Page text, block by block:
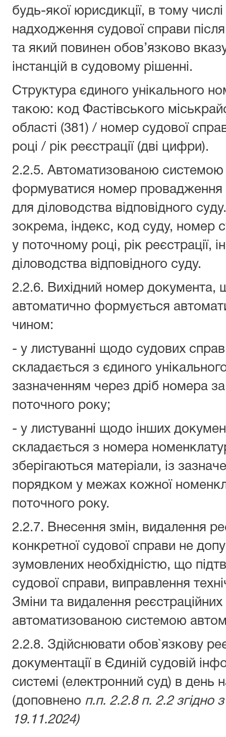
будь-якої юрисдикції, в тому
надходження судової справи
та який повинен обов’язково
інстанцій в судовому рішенні.
Структура єдиного унікального
такою: код Фастівського
області (381) / номер судової
році / рік реєстрації (дві цифри).
2.2.5. Автоматизованою
формуватися номер провадження
для діловодства відповідного
зокрема, індекс, код суду, номер
у поточному році, рік реєстрації,
діловодства відповідного суду.
2.2.6. Вихідний номер документа,
автоматично формується
чином:
- у листуванні щодо судових
складається з єдиного
зазначенням через дріб номера
поточного року;
- у листуванні щодо інших
складається з номера
зберігаються матеріали, із
порядком у межах кожної
поточного року.
2.2.7. Внесення змін, видалення
конкретної судової справи не
зумовлених необхідністю, що
судової справи, виправлення
Зміни та видалення
автоматизованою системою
2.2.8. Здійснювати обов`язкову
документації в Єдиній судовій
системі (електронний суд) в день
(доповнено п.п. 2.2.8 п. 2.2 згідно
19.11.2024)